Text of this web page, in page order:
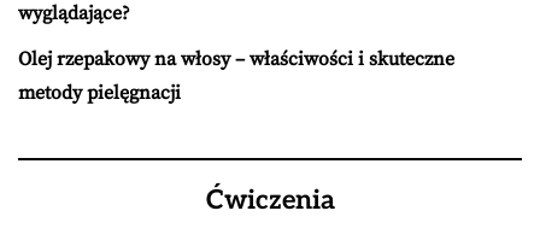
wyglądające?
Olej rzepakowy na włosy – właściwości i skuteczne
metody pielęgnacji
Ćwiczenia